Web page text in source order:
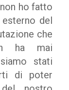
ho fatto
del
che
ha mai
stati
di poter